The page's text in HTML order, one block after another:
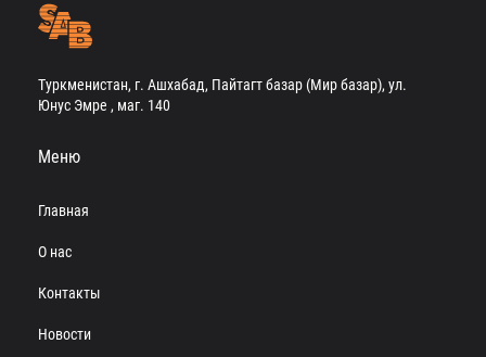
Туркменистан, г. Ашхабад, Пайтагт базар (Мир базар), ул.
Юнус Эмре , маг. 140
Меню
Главная
О нас
Контакты
Новости